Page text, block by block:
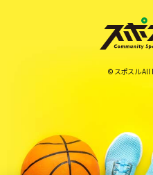
© スポスル All